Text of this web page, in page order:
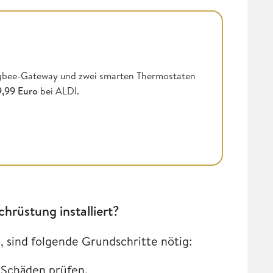
Gateway und zwei smarten Thermostaten
Euro bei ALDI.
installiert?
sind folgende Grundschritte nötig: